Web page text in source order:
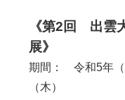
《第2回 出雲
展》
期間： 令和5年（
（木）